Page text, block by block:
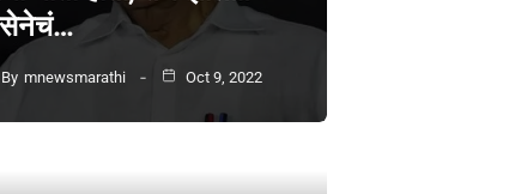
By mnewsmarathi Oct 9, 2022